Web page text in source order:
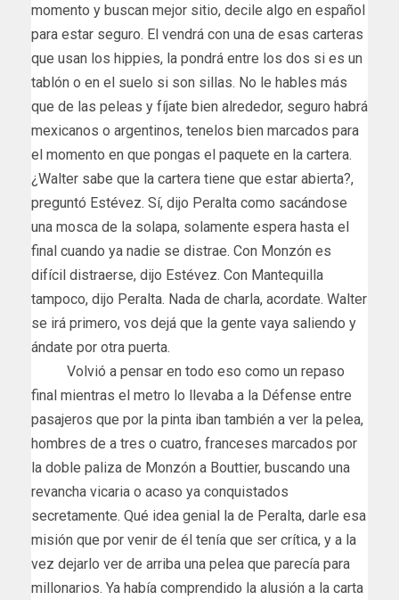
momento y buscan mejor sitio, decile algo en español
para estar seguro. El vendrá con una de esas carteras
que usan los hippies, la pondrá entre los dos si es un
tablón o en el suelo si son sillas. No le hables más
que de las peleas y fíjate bien alrededor, seguro habrá
mexicanos o argentinos, tenelos bien marcados para
el momento en que pongas el paquete en la cartera.
¿Walter sabe que la cartera tiene que estar abierta?,
preguntó Estévez. Sí, dijo Peralta como sacándose
una mosca de la solapa, solamente espera hasta el
final cuando ya nadie se distrae. Con Monzón es
difícil distraerse, dijo Estévez. Con Mantequilla
tampoco, dijo Peralta. Nada de charla, acordate. Walter
se irá primero, vos dejá que la gente vaya saliendo y
ándate por otra puerta.
Volvió a pensar en todo eso como un repaso
final mientras el metro lo llevaba a la Défense entre
pasajeros que por la pinta iban también a ver la pelea,
hombres de a tres o cuatro, franceses marcados por
la doble paliza de Monzón a Bouttier, buscando una
revancha vicaria o acaso ya conquistados
secretamente. Qué idea genial la de Peralta, darle esa
misión que por venir de él tenía que ser crítica, y a la
vez dejarlo ver de arriba una pelea que parecía para
millonarios. Ya había comprendido la alusión a la carta